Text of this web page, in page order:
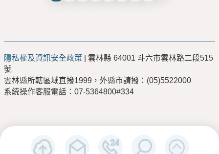
隱私權及資訊安全政策 | 雲林縣 64001 斗六市雲林路二段515
號
雲林縣所轄區域直撥1999，外縣市請撥：(05)5522000
系統操作客服電話：07-5364800#334